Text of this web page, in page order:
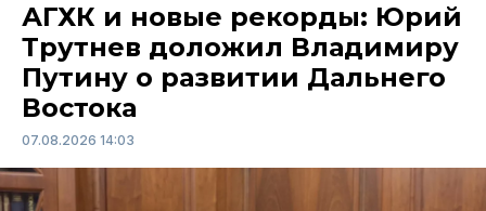
АГХК и новые рекорды: Юрий
Трутнев доложил Владимиру
Путину о развитии Дальнего
Востока
07.08.2026 14:03